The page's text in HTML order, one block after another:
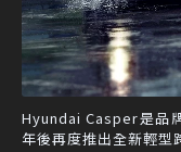
Hyundai Casper是品
年後再度推出全新輕型